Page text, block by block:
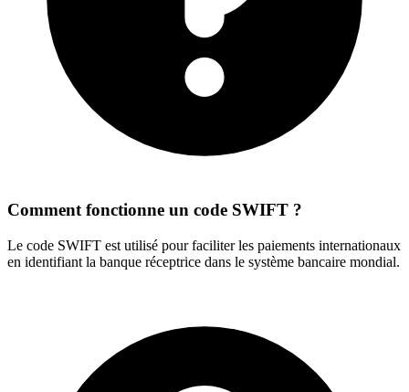
Comment fonctionne un code SWIFT ?
Le code SWIFT est utilisé pour faciliter les paiements internationaux
en identifiant la banque réceptrice dans le système bancaire mondial.